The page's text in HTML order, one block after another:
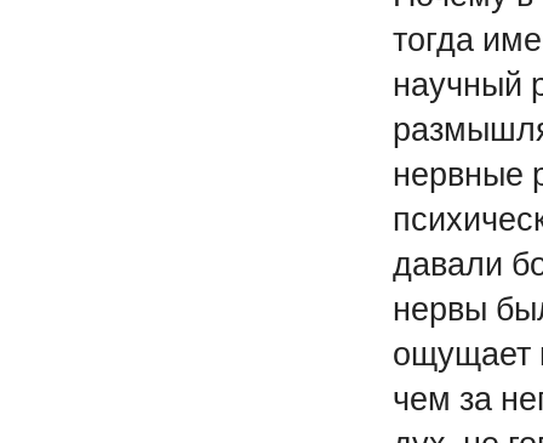
тогда
научный
нервные
давали
нервы
ощущает
чем за